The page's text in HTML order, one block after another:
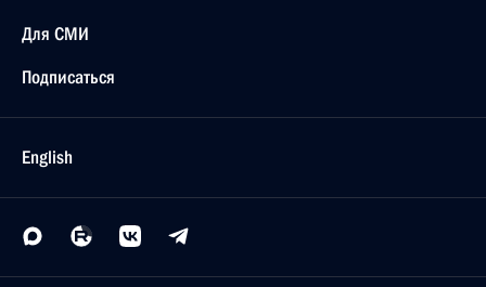
Для СМИ
Подписаться
English